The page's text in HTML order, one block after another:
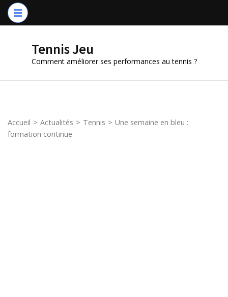
Aller
au
(PressezTennis Jeu
Comment améliorer ses performances au tennis ?
Accueil > Actualités > Tennis > Une semaine en bleu :
formation continue